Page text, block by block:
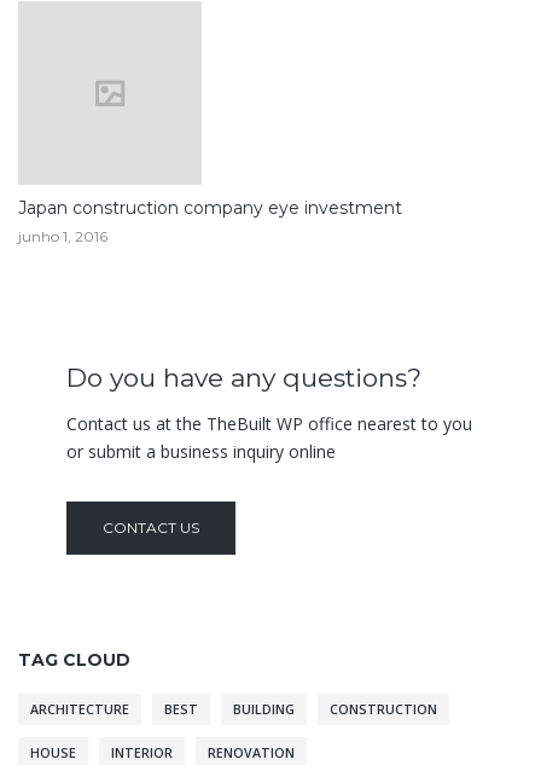
Japan construction company eye investment
junho 1, 2016
Do you have any questions?
Contact us at the TheBuilt WP office nearest to you
or submit a business inquiry online
CONTACT US
TAG CLOUD
ARCHITECTURE BEST BUILDING CONSTRUCTION
HOUSE INTERIOR RENOVATION